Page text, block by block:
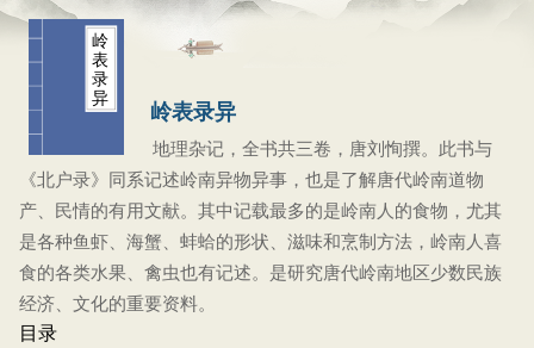
岭
表
录
异
岭表录异
地理杂记，全书共三卷，唐刘恂撰。此书与
《北户录》同系记述岭南异物异事，也是了解唐代岭南道物
产、民情的有用文献。其中记载最多的是岭南人的食物，尤其
是各种鱼虾、海蟹、蚌蛤的形状、滋味和烹制方法，岭南人喜
食的各类水果、禽虫也有记述。是研究唐代岭南地区少数民族
经济、文化的重要资料。
目录